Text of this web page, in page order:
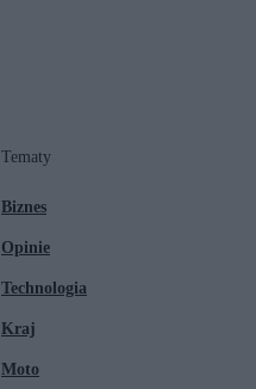
Tematy
Biznes
Opinie
Technologia
Kraj
Moto